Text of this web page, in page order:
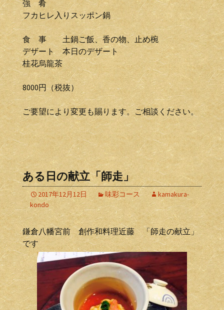
強 肴
フカヒレ入りスッポン鍋
食 事 土鍋ご飯、香の物、止め椀
デザート 本日のデザート
桂花烏龍茶
8000円（税抜）
ご要望により変更も賜ります。ご相談ください。
ある日の献立「師走」
2017年12月12日 味彩コース
kamakura-
kondo
鎌倉八幡宮前 創作和料理近藤 「師走の献立」
です